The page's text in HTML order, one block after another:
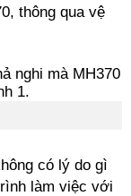
thông qua vệ
có lý do gì
làm việc với